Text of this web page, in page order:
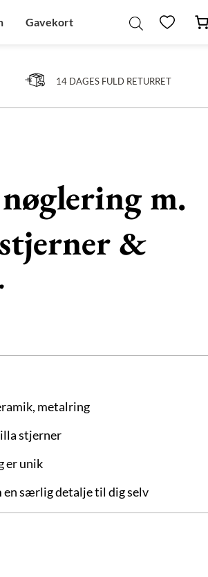
Gavekort
14 DAGES FULD RETURRET
m.
&
metalring
stjerner
er unik
en særlig detalje til dig selv